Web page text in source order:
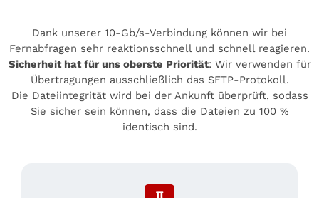
Dank unserer 10-Gb/s-Verbindung können wir bei
Fernabfragen sehr reaktionsschnell und schnell reagieren.
Sicherheit hat für uns oberste Priorität: Wir verwenden für
Übertragungen ausschließlich das SFTP-Protokoll.
Die Dateiintegrität wird bei der Ankunft überprüft, sodass
Sie sicher sein können, dass die Dateien zu 100 %
identisch sind.